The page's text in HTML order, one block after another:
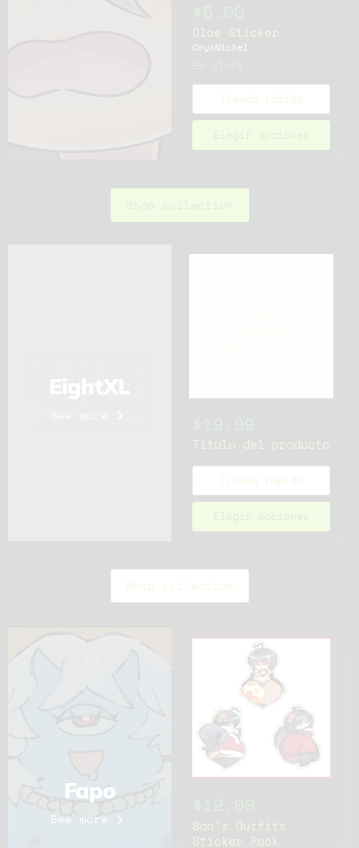
Cloe Sticker
CrysNickel
Tienda rápida
Elegir opciones
Shop collection
EightXL
Título del producto
Tienda rápida
Elegir opciones
Shop collection
Fapo
See more
Saa's Outfits
Sticker Pack